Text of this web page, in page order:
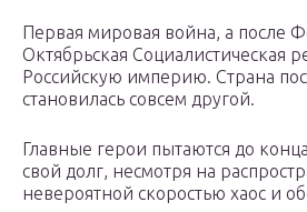
Первая мировая война, а после
Октябрьская Социалистическая
Российскую империю. Страна
становилась совсем другой.
Главные герои пытаются до
свой долг, несмотря на
невероятной скоростью хаос и